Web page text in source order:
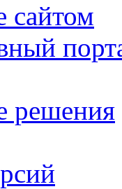
сайтом
решения